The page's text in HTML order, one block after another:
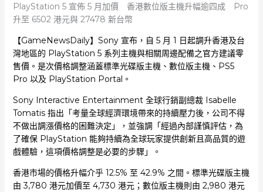
PlayStation 5 宣佈 5 月加價 香港數位版主機升幅逾四成 Pro
升至 6502 港元與 27478 新台幣
【GameNewsDaily】Sony 宣布，自 5 月 1 日起調升香港及台
灣地區的 PlayStation 5 系列主機與相關周邊配備之官方建議零
售價。是次價格調整涵蓋標準光碟版主機、數位版主機、PS5
Pro 以及 PlayStation Portal。
Sony Interactive Entertainment 全球行銷副總裁 Isabelle
Tomatis 指出「考量全球經濟環境帶來的持續壓力後，公司不得
不做出調漲價格的困難決定」，並強調「經過內部謹慎評估，為
了確保 PlayStation 能夠持續為全球玩家提供創新且高品質的遊
戲體驗，這項價格調整是必要的步驟」。
香港市場的價格升幅介乎 12.5% 至 42.9% 之間。標準光碟版主機
由 3,780 港元加價至 4,730 港元；數位版主機則由 2,980 港元